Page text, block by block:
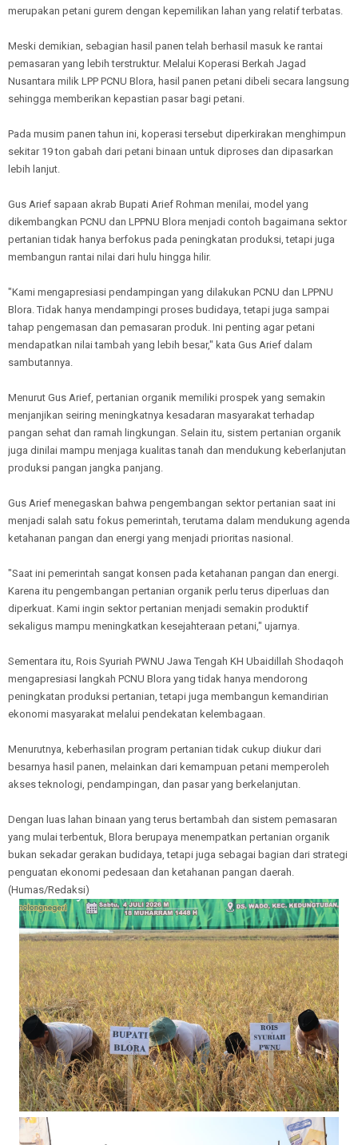
merupakan petani gurem dengan kepemilikan lahan yang relatif terbatas.
Meski demikian, sebagian hasil panen telah berhasil masuk ke rantai
pemasaran yang lebih terstruktur. Melalui Koperasi Berkah Jagad
Nusantara milik LPP PCNU Blora, hasil panen petani dibeli secara langsung
sehingga memberikan kepastian pasar bagi petani.
Pada musim panen tahun ini, koperasi tersebut diperkirakan menghimpun
sekitar 19 ton gabah dari petani binaan untuk diproses dan dipasarkan
lebih lanjut.
Gus Arief sapaan akrab Bupati Arief Rohman menilai, model yang
dikembangkan PCNU dan LPPNU Blora menjadi contoh bagaimana sektor
pertanian tidak hanya berfokus pada peningkatan produksi, tetapi juga
membangun rantai nilai dari hulu hingga hilir.
"Kami mengapresiasi pendampingan yang dilakukan PCNU dan LPPNU
Blora. Tidak hanya mendampingi proses budidaya, tetapi juga sampai
tahap pengemasan dan pemasaran produk. Ini penting agar petani
mendapatkan nilai tambah yang lebih besar," kata Gus Arief dalam
sambutannya.
Menurut Gus Arief, pertanian organik memiliki prospek yang semakin
menjanjikan seiring meningkatnya kesadaran masyarakat terhadap
pangan sehat dan ramah lingkungan. Selain itu, sistem pertanian organik
juga dinilai mampu menjaga kualitas tanah dan mendukung keberlanjutan
produksi pangan jangka panjang.
Gus Arief menegaskan bahwa pengembangan sektor pertanian saat ini
menjadi salah satu fokus pemerintah, terutama dalam mendukung agenda
ketahanan pangan dan energi yang menjadi prioritas nasional.
"Saat ini pemerintah sangat konsen pada ketahanan pangan dan energi.
Karena itu pengembangan pertanian organik perlu terus diperluas dan
diperkuat. Kami ingin sektor pertanian menjadi semakin produktif
sekaligus mampu meningkatkan kesejahteraan petani," ujarnya.
Sementara itu, Rois Syuriah PWNU Jawa Tengah KH Ubaidillah Shodaqoh
mengapresiasi langkah PCNU Blora yang tidak hanya mendorong
peningkatan produksi pertanian, tetapi juga membangun kemandirian
ekonomi masyarakat melalui pendekatan kelembagaan.
Menurutnya, keberhasilan program pertanian tidak cukup diukur dari
besarnya hasil panen, melainkan dari kemampuan petani memperoleh
akses teknologi, pendampingan, dan pasar yang berkelanjutan.
Dengan luas lahan binaan yang terus bertambah dan sistem pemasaran
yang mulai terbentuk, Blora berupaya menempatkan pertanian organik
bukan sekadar gerakan budidaya, tetapi juga sebagai bagian dari strategi
penguatan ekonomi pedesaan dan ketahanan pangan daerah.
(Humas/Redaksi)